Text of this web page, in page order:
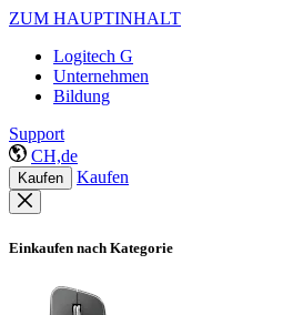
ZUM HAUPTINHALT
Logitech G
Unternehmen
Bildung
Support
CH,de
Kaufen Kaufen
Einkaufen nach Kategorie